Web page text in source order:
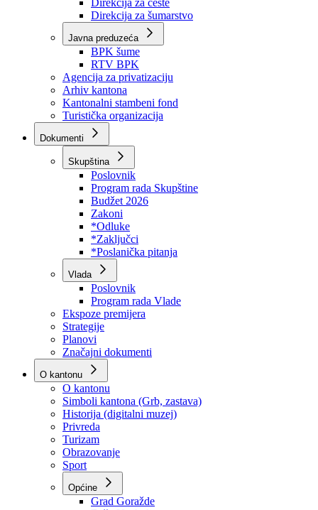
Direkcije
Direkcija za robne rezerve
Direkcija za ceste
Direkcija za šumarstvo
Javna preduzeća
BPK šume
RTV BPK
Agencija za privatizaciju
Arhiv kantona
Kantonalni stambeni fond
Turistička organizacija
Dokumenti
Skupština
Poslovnik
Program rada Skupštine
Budžet 2026
Zakoni
*Odluke
*Zaključci
*Poslanička pitanja
Vlada
Poslovnik
Program rada Vlade
Ekspoze premijera
Strategije
Planovi
Značajni dokumenti
O kantonu
O kantonu
Simboli kantona (Grb, zastava)
Historija (digitalni muzej)
Privreda
Turizam
Obrazovanje
Sport